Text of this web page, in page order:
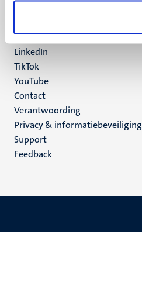
media
Instagram
LinkedIn
TikTok
YouTube
Menu
footer
(NL)
Contact
Verantwoording
Privacy & informatiebeveiliging
Support
Feedback